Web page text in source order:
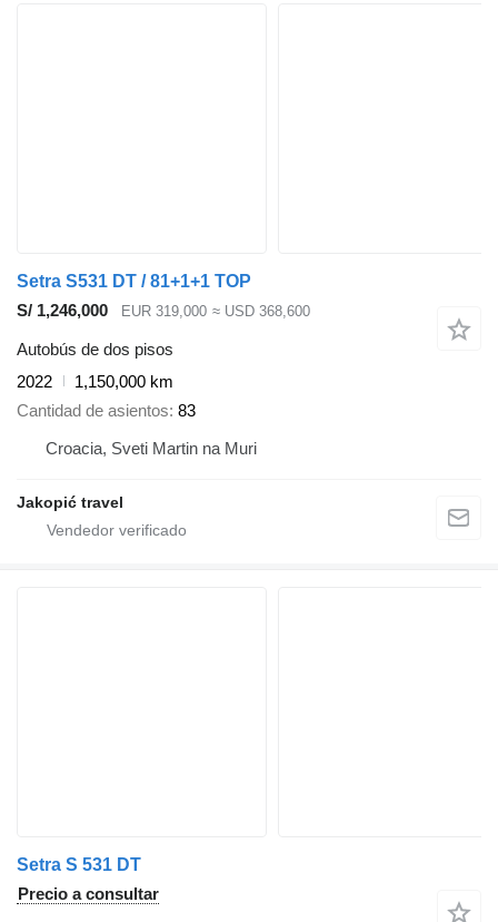
Setra S531 DT / 81+1+1 TOP
S/ 1,246,000
EUR 319,000 ≈ USD 368,600
Autobús de dos pisos
2022
1,150,000 km
Cantidad de asientos 83
Croacia, Sveti Martin na Muri
Jakopić travel
Setra S 531 DT
Precio a consultar